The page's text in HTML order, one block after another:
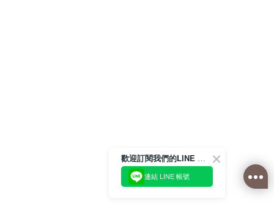
歡迎訂閱我們的LINE 官方帳號
連結 LINE 帳號